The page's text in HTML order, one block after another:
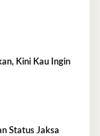
Kini Kau Ingin
Status Jaksa